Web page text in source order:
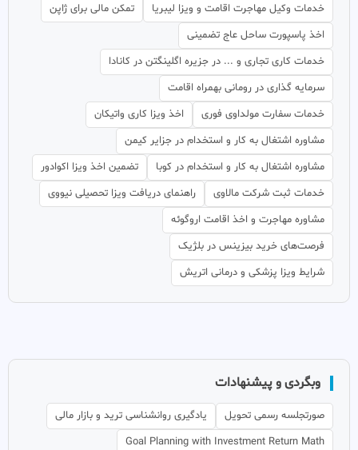
خدمات وکیل مهاجرت اقامت و ویزا لیبریا
تمکن مالی برای ژاپن
اخذ پاسپورت ساحل عاج تضمینی
خدمات کاری تجاری و ... در جزیره اگلینگتن در کانادا
سرمایه گذاری در رومانی بهمراه اقامت
خدمات سفارت مولداوی فوری
اخذ ویزا کاری واتیکان
مشاوره اشتغال به کار و استخدام در جزایر کیمن
مشاوره اشتغال به کار و استخدام در کوبا
تضمین اخذ ویزا اکوادور
خدمات ثبت شرکت مالاوی
راهنمای دریافت ویزا تحصیلی نیووی
مشاوره مهاجرت و اخذ اقامت اروگوئه
فرصت‌های خرید بیزینس در بلژیک
شرایط ویزا پزشکی و درمانی اتریش
وبگردی و پیشنهادات
صورتجلسه رسمی تحویل
یادگیری روانشناسی ترید و بازار مالی
Goal Planning with Investment Return Math